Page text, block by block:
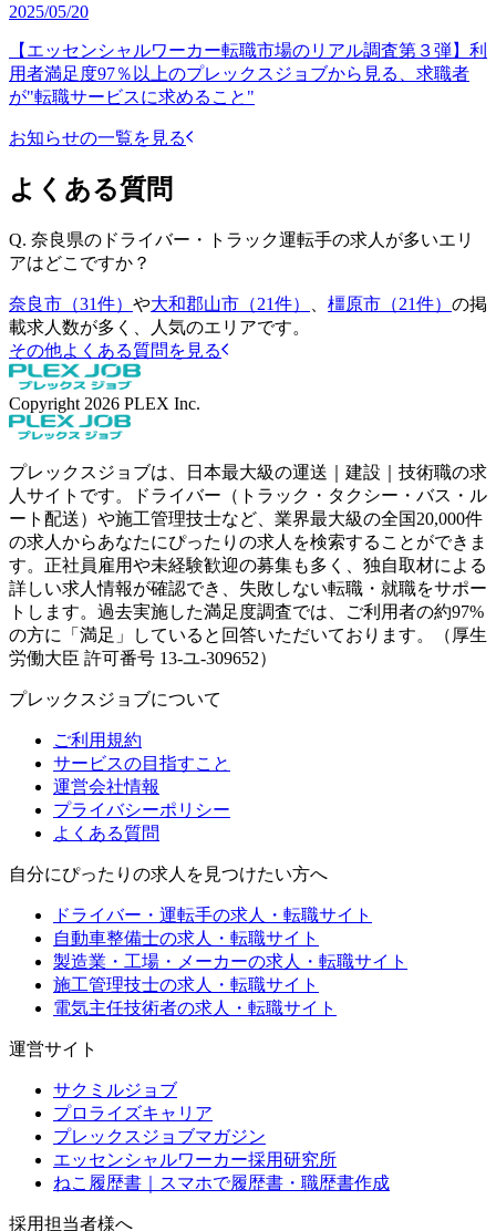
2025/05/20
【エッセンシャルワーカー転職市場のリアル調査第３弾】利
用者満足度97％以上のプレックスジョブから見る、求職者
が"転職サービスに求めること"
お知らせの一覧を見る
よくある質問
Q. 奈良県のドライバー・トラック運転手の求人が多いエリ
アはどこですか？
奈良市（31件） や大和郡山市（21件） 橿原市（21件） の掲
載求人数が多く、人気のエリアです。
その他よくある質問を見る
Copyright 2026 PLEX Inc.
プレックスジョブは、日本最大級の運送｜建設｜技術職の求
人サイトです。ドライバー（トラック・タクシー・バス・ル
ート配送）や施工管理技士など、業界最大級の全国20,000件
の求人からあなたにぴったりの求人を検索することができま
す。正社員雇用や未経験歓迎の募集も多く、独自取材による
詳しい求人情報が確認でき、失敗しない転職・就職をサポー
トします。過去実施した満足度調査では、ご利用者の約97%
の方に「満足」していると回答いただいております。（厚生
労働大臣 許可番号 13-ユ-309652）
プレックスジョブについて
ご利用規約
サービスの目指すこと
運営会社情報
プライバシーポリシー
よくある質問
自分にぴったりの求人を見つけたい方へ
ドライバー・運転手の求人・転職サイト
自動車整備士の求人・転職サイト
製造業・工場・メーカーの求人・転職サイト
施工管理技士の求人・転職サイト
電気主任技術者の求人・転職サイト
運営サイト
サクミルジョブ
プロライズキャリア
プレックスジョブマガジン
エッセンシャルワーカー採用研究所
ねこ履歴書｜スマホで履歴書・職歴書作成
採用担当者様へ